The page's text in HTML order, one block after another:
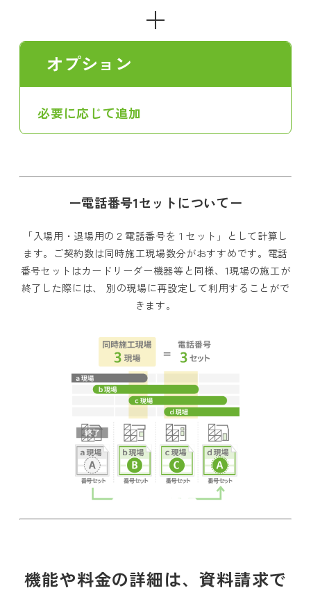
＋
オプション
必要に応じて追加
ー電話番号1セットについてー
「入場用・退場用の２電話番号を１セット」として計算し
ます。ご契約数は同時施工現場数分がおすすめです。電話
番号セットはカードリーダー機器等と同様、1現場の施工が
終了した際には、 別の現場に再設定して利用することがで
きます。
機能や料金の詳細は、資料請求で